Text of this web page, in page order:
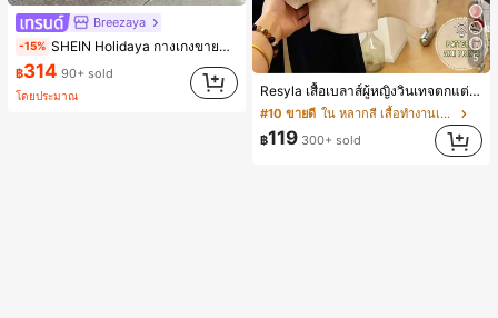
Breezaya
-15% SHEIN Holidaya กางเกงขายาวทรงหลวมสีน้ำตาลพร้อมกระเป๋า, ลายไม้ไผ่, ดีไซน์ไม่สมมาตร, เอวยางยืด, สง่างามและทันสมัย, เหมาะสำหรับฤดูใบไม้ผลิ, ฤดูร้อน, ฤดูใบไม้ร่วง, ฤดูหนาว, วันหยุดพักผ่อน, อีสเตอร์, วันหยุด, ชายหาด, วันแม่, การสำเร็จการศึกษา, ชุดลำลอง, เทศกาลดนตรีคันทรี, สไตล์ชนบท
฿314 90+ sold
โดยประมาณ
5
Resyla เสื้อเบลาส์ผู้หญิงวินเทจตกแต่งลายดอกไม้ แขนพอง คอกลม สำหรับฤดูร้อน
#10 ขายดี
ใน หลากสี เสื้อทำงานเนื้อผ้านุ่ม
฿119 300+ sold